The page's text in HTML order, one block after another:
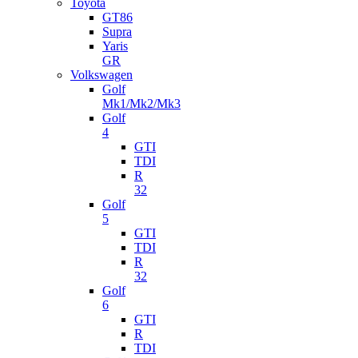
Toyota
GT86
Supra
Yaris
GR
Volkswagen
Golf
Mk1/Mk2/Mk3
Golf
4
GTI
TDI
R
32
Golf
5
GTI
TDI
R
32
Golf
6
GTI
R
TDI